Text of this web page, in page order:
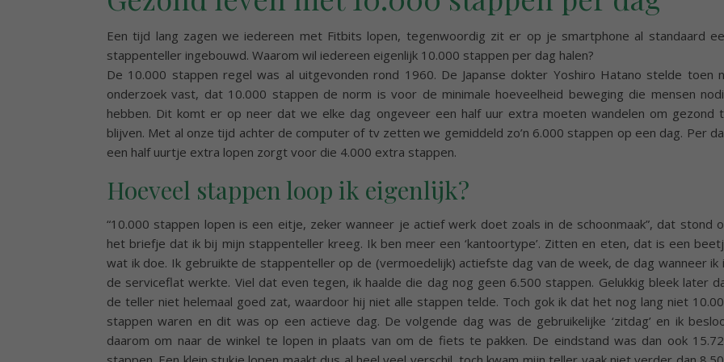
Een tijd lang zagen we iedereen met Fitbits lopen, tegenwoordig zit er op je smartphone al standaard
stappenteller ingebouwd. Waarom wil iedereen eigenlijk 10.000 stappen per dag halen?
De 10.000 stappen regel was al uitgevonden rond 1960. De Japanse dokter Yoshiro Hatano stelde toen
onderzoek vast, dat 10.000 stappen de norm is voor de minimale hoeveelheid beweging die mensen
hebben. Dit komt er op neer dat we elke dag ongeveer een half uur extra moeten wandelen om gezond
blijven. Met al onze tijd achter de computer of tv zetten we gemiddeld zo’n 6.000 stappen op een dag. Per
een half uurtje extra lopen zorgt voor die 4.000 extra stappen.
Hoeveel stappen loop ik eigenlijk?
“10.000 stappen lopen is een eitje, zeker wanneer je actief werk doet zoals in de schoonmaak”, dat stond
het briefje dat ik bij mijn stappenteller kreeg. Ik ben meer een ‘kantoortype’. Zitten en eten, dat is een
wat ik doe. Ik gebruikte de stappenteller op de (vermoedelijk) actiefste dag van de week, de dag wanneer ik
de serviceflat werkte. Viel dat even tegen, ik haalde die dag nog geen 6.500 stappen. Gelukkig bleek later
de teller niet helemaal goed zat, waardoor hij niet alle stappen telde. Toch gok ik dat het nog lang niet
stappen waren en dit was op een actieve dag. De volgende dag was de gebruikelijke ‘zitdag’ en ik
daarom om naar de winkel te lopen in plaats van om de fiets te pakken. De eindstand was dan ook